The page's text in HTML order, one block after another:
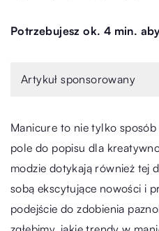
Potrzebujesz ok. 4 min.
Artykuł sponsorowany
Manicure to nie tylko sposób
pole do popisu dla
modzie dotykają również tej
sobą ekscytujące nowości i
podejście do zdobienia